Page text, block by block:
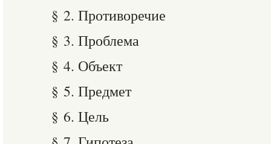
§ 2. Противоречие
§ 3. Проблема
§ 4. Объект
§ 5. Предмет
§ 6. Цель